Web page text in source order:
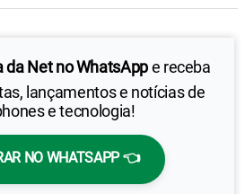
da Net no WhatsAppe receba
lançamentos e notícias de
e tecnologia!
NO WHATSAPP 👈